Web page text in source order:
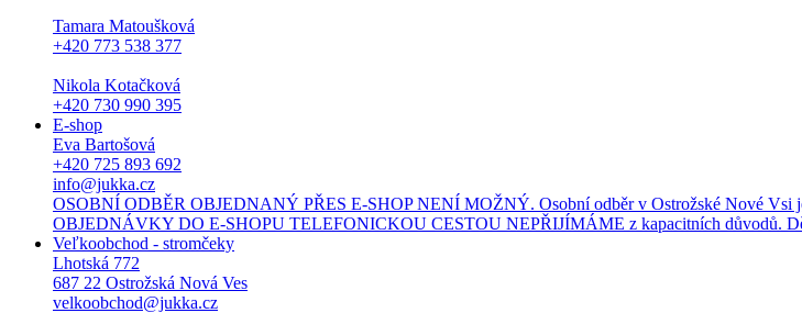
Tamara Matoušková
+420 773 538 377
Nikola Kotačková
+420 730 990 395
E-shop
Eva Bartošová
+420 725 893 692
info@jukka.cz
OSOBNÍ ODBĚR OBJEDNANÝ PŘES E-SHOP NENÍ MOŽNÝ. Osobní odběr v Ostrožské Nové Vsi je
OBJEDNÁVKY DO E-SHOPU TELEFONICKOU CESTOU NEPŘIJÍMÁME z kapacitních důvodů.
Veľkoobchod - stromčeky
Lhotská 772
687 22 Ostrožská Nová Ves
velkoobchod@jukka.cz